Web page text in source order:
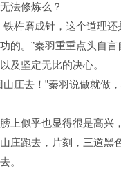
法修炼么？
杵磨成针，这个道理还
的。”秦羽重重点头自言
及坚定无比的决心。
庄去！”秦羽说做就做，
似乎也显得很是高兴
庄跑去，片刻，三道黑
。